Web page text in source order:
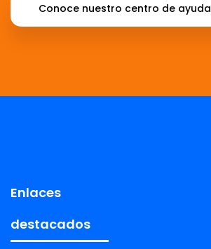
Conoce nuestro centro de ayuda
Enlaces
destacados